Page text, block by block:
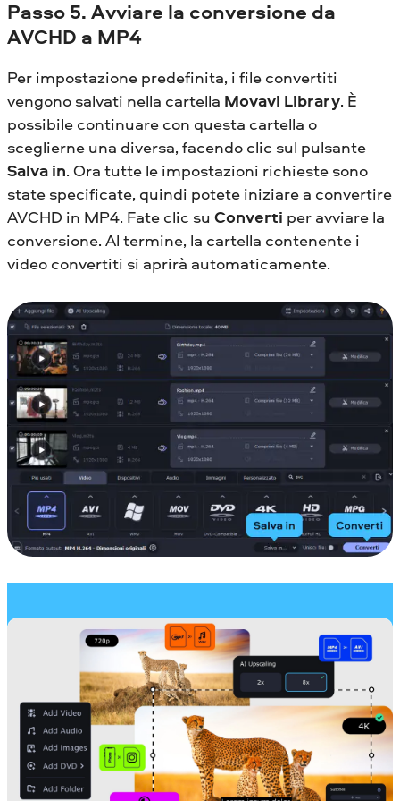
Passo 5. Avviare la conversione da
AVCHD a MP4
Per impostazione predefinita, i file convertiti
vengono salvati nella cartella Movavi Library. È
possibile continuare con questa cartella o
sceglierne una diversa, facendo clic sul pulsante
Salva in. Ora tutte le impostazioni richieste sono
state specificate, quindi potete iniziare a convertire
AVCHD in MP4. Fate clic su Converti per avviare la
conversione. Al termine, la cartella contenente i
video convertiti si aprirà automaticamente.